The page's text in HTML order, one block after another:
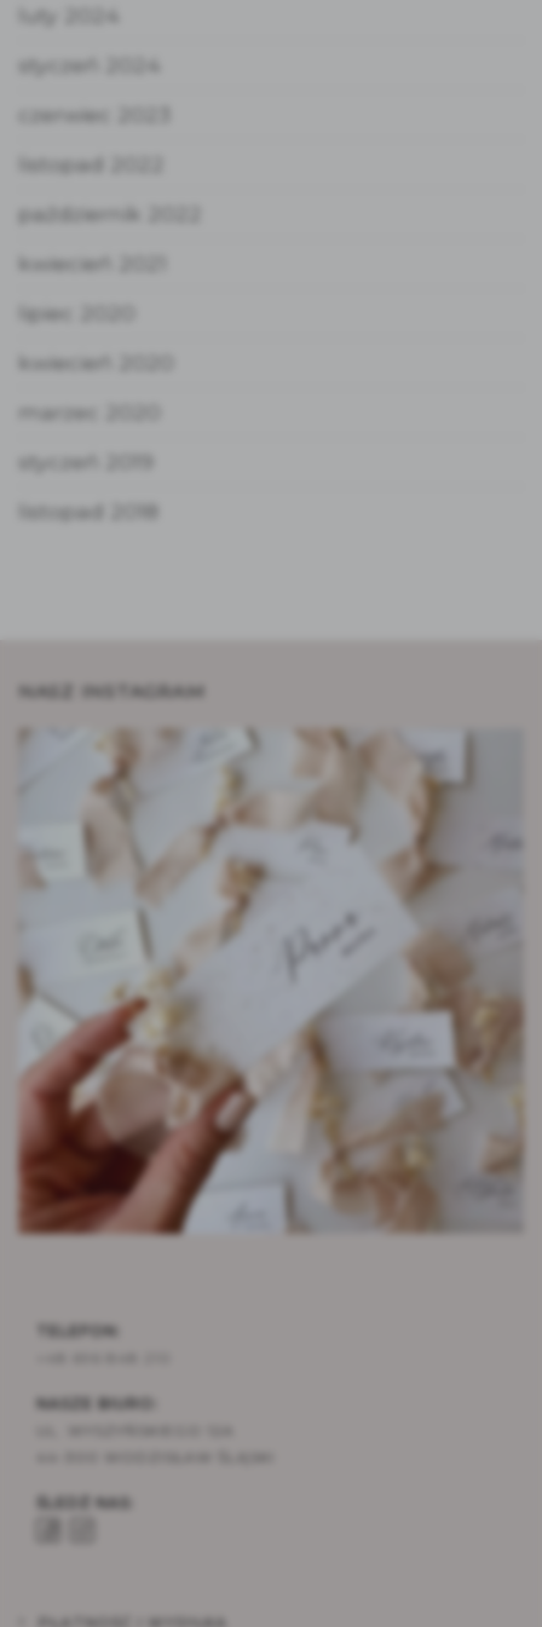
luty 2024
styczeń 2024
czerwiec 2023
listopad 2022
październik 2022
kwiecień 2021
lipiec 2020
kwiecień 2020
marzec 2020
styczeń 2019
listopad 2018
NASZ INSTAGRAM
ŚLEDŹ NAS: